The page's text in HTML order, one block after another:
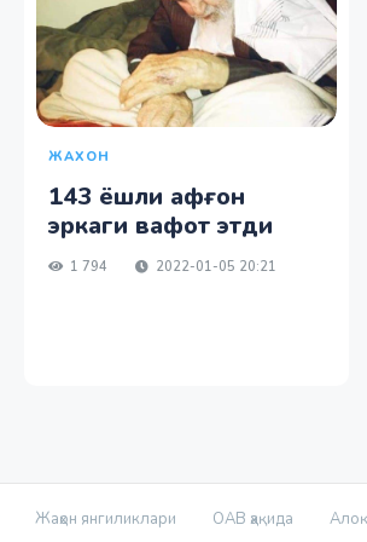
ЖАХОН
143 ёшли афғон
эркаги вафот этди
1 794 2022-01-05 20:21
Жаҳон янгиликлари ОАВ ҳақида